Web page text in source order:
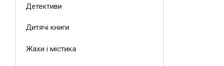
Детективи
Дитячі книги
Жахи і містика